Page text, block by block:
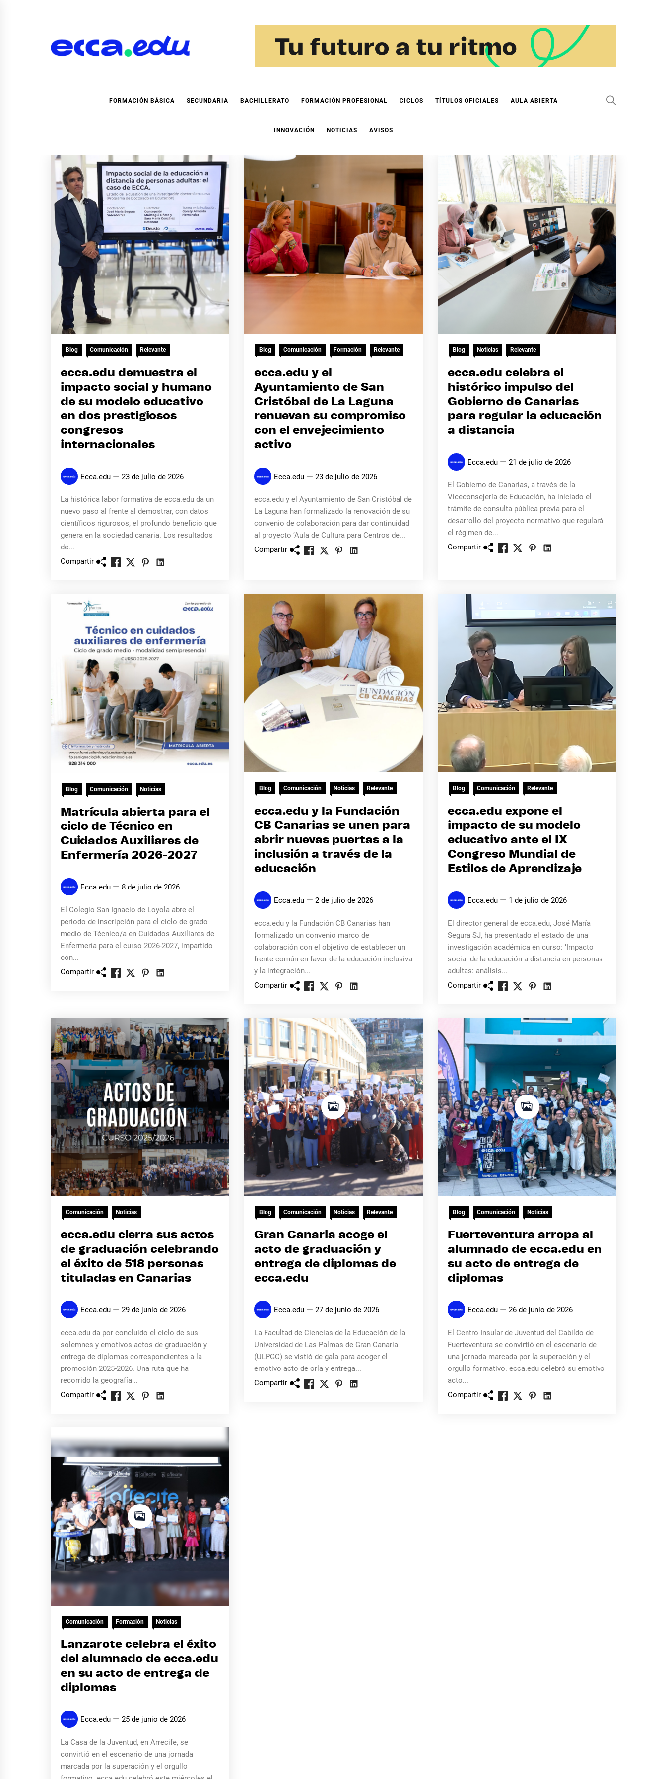
FORMACIÓN BÁSICA SECUNDARIA BACHILLERATO FORMACIÓN PROFESIONAL CICLOS TÍTULOS OFICIALES AULA ABIERTA
INNOVACIÓN NOTICIAS AVISOS
Blog Comunicación Relevante
ecca.edu demuestra el
impacto social y humano
de su modelo educativo
en dos prestigiosos
congresos
internacionales
Ecca.edu 23 de julio de 2026
La histórica labor formativa de ecca.edu da un
nuevo paso al frente al demostrar, con datos
científicos rigurosos, el profundo beneficio que
genera en la sociedad canaria. Los resultados
de...
Compartir
Blog Comunicación Formación Relevante
ecca.edu y el
Ayuntamiento de San
Cristóbal de La Laguna
renuevan su compromiso
con el envejecimiento
activo
Ecca.edu 23 de julio de 2026
ecca.edu y el Ayuntamiento de San Cristóbal de
La Laguna han formalizado la renovación de su
convenio de colaboración para dar continuidad
al proyecto ‘Aula de Cultura para Centros de...
Compartir
Blog Noticias Relevante
ecca.edu celebra el
histórico impulso del
Gobierno de Canarias
para regular la educación
a distancia
Ecca.edu 21 de julio de 2026
El Gobierno de Canarias, a través de la
Viceconsejería de Educación, ha iniciado el
trámite de consulta pública previa para el
desarrollo del proyecto normativo que regulará
el régimen de...
Compartir
Blog Comunicación Noticias
Matrícula abierta para el
ciclo de Técnico en
Cuidados Auxiliares de
Enfermería 2026-2027
Ecca.edu 8 de julio de 2026
El Colegio San Ignacio de Loyola abre el
periodo de inscripción para el ciclo de grado
medio de Técnico/a en Cuidados Auxiliares de
Enfermería para el curso 2026-2027, impartido
con...
Compartir
Blog Comunicación Noticias Relevante
ecca.edu y la Fundación
CB Canarias se unen para
abrir nuevas puertas a la
inclusión a través de la
educación
Ecca.edu 2 de julio de 2026
ecca.edu y la Fundación CB Canarias han
formalizado un convenio marco de
colaboración con el objetivo de establecer un
frente común en favor de la educación inclusiva
y la integración...
Compartir
Blog Comunicación Relevante
ecca.edu expone el
impacto de su modelo
educativo ante el IX
Congreso Mundial de
Estilos de Aprendizaje
Ecca.edu 1 de julio de 2026
El director general de ecca.edu, José María
Segura SJ, ha presentado el estado de una
investigación académica en curso: ‘Impacto
social de la educación a distancia en personas
adultas: análisis...
Compartir
Comunicación Noticias
ecca.edu cierra sus actos
de graduación celebrando
el éxito de 518 personas
tituladas en Canarias
Ecca.edu 29 de junio de 2026
ecca.edu da por concluido el ciclo de sus
solemnes y emotivos actos de graduación y
entrega de diplomas correspondientes a la
promoción 2025-2026. Una ruta que ha
recorrido la geografía...
Compartir
Blog Comunicación Noticias Relevante
Gran Canaria acoge el
acto de graduación y
entrega de diplomas de
ecca.edu
Ecca.edu 27 de junio de 2026
La Facultad de Ciencias de la Educación de la
Universidad de Las Palmas de Gran Canaria
(ULPGC) se vistió de gala para acoger el
emotivo acto de orla y entrega...
Compartir
Blog Comunicación Noticias
Fuerteventura arropa al
alumnado de ecca.edu en
su acto de entrega de
diplomas
Ecca.edu 26 de junio de 2026
El Centro Insular de Juventud del Cabildo de
Fuerteventura se convirtió en el escenario de
una jornada marcada por la superación y el
orgullo formativo. ecca.edu celebró su emotivo
acto...
Compartir
Comunicación Formación Noticias
Lanzarote celebra el éxito
del alumnado de ecca.edu
en su acto de entrega de
diplomas
Ecca.edu 25 de junio de 2026
La Casa de la Juventud, en Arrecife, se
convirtió en el escenario de una jornada
marcada por la superación y el orgullo